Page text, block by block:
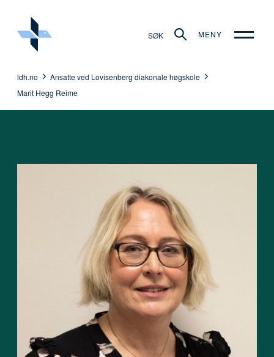
SØK MENY
ldh.no
Ansatte ved Lovisenberg diakonale høgskole
Marit Hegg Reime